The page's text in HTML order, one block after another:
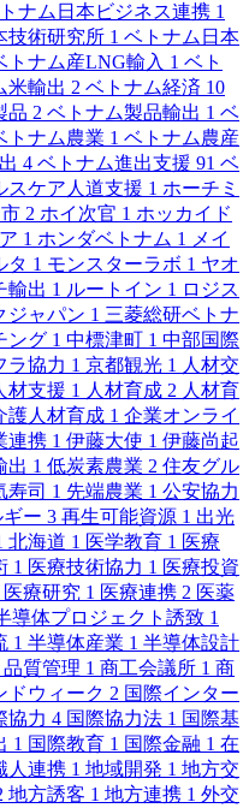
ナム日本ビジネス連携 1
技術研究所 1 ベトナム日本
トナム産LNG輸入 1 ベト
米輸出 2 ベトナム経済 10
品 2 ベトナム製品輸出 1 ベ
トナム農業 1 ベトナム農産
4 ベトナム進出支援 91 ベ
スケア人道支援 1 ホーチミ
2 ホイ次官 1 ホッカイド
1 ホンダベトナム 1
メイ
タ 1 モンスターラボ 1 ヤオ
輸出 1 ルートイン 1 ロジス
ジャパン 1 三菱総研ベトナ
ング 1 中標津町 1 中部国際
ラ協力 1 京都観光 1 人材交
材支援 1 人材育成 2 人材育
護人材育成 1 企業オンライ
連携 1 伊藤大使 1 伊藤尚起
出 1 低炭素農業 2 住友グル
寿司 1 先端農業 1 公安協力
ー 3 再生可能資源 1 出光
北海道 1 医学教育 1 医療
1 医療技術協力 1 医療投資
医療研究 1 医療連携 2 医薬
導体プロジェクト誘致 1
1 半導体産業 1 半導体設計
品質管理 1 商工会議所 1 商
ドウィーク 2 国際インター
協力 4 国際協力法 1 国際基
1 国際教育 1 国際金融 1 在
人連携 1 地域開発 1 地方交
地方誘客 1 地方連携 1 外交